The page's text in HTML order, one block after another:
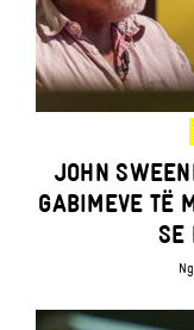
JOHN
GABIMEVE TË
SE